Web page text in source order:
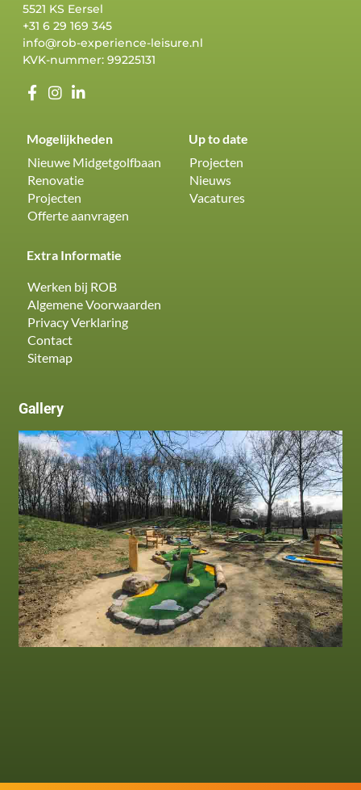
5521 KS Eersel
+31 6 29 169 345
info@rob-experience-leisure.nl
KVK-nummer: 99225131
Mogelijkheden
Nieuwe Midgetgolfbaan
Renovatie
Projecten
Offerte aanvragen
Up to date
Projecten
Nieuws
Vacatures
Extra Informatie
Werken bij ROB
Algemene Voorwaarden
Privacy Verklaring
Contact
Sitemap
Gallery